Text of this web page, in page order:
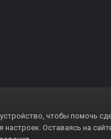
чтобы помочь
настроек. Оставаясь на